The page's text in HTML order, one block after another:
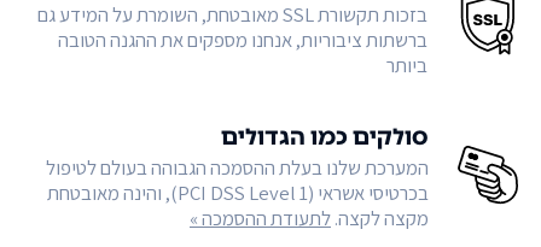
בזכות תקשורת SSL מאובטחת, השומרת על המידע גם
ברשתות ציבוריות, אנחנו מספקים את ההגנה הטובה
ביותר
סולקים כמו הגדולים
המערכת שלנו בעלת ההסמכה הגבוהה בעולם לטיפול
בכרטיסי אשראי (PCI DSS Level 1), והינה מאובטחת
מקצה לקצה.לתעודת ההסמכה »